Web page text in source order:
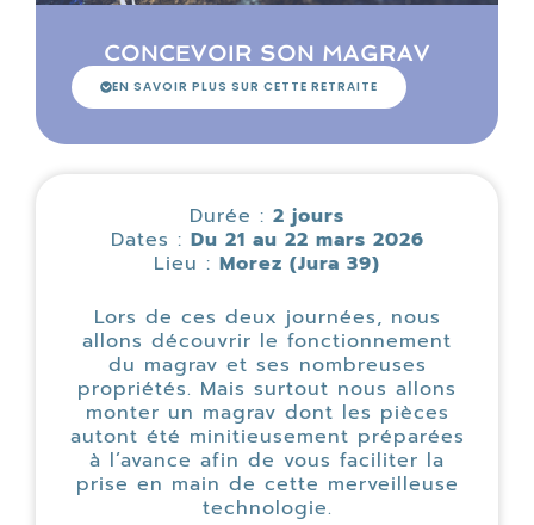
CONCEVOIR SON MAGRAV
EN SAVOIR PLUS SUR CETTE RETRAITE
Durée : 2 jours
Dates : Du 21 au 22 mars 2026
Lieu : Morez (Jura 39)
Lors de ces deux journées, nous
allons découvrir le fonctionnement
du magrav et ses nombreuses
propriétés. Mais surtout nous allons
monter un magrav dont les pièces
autont été minitieusement préparées
à l’avance afin de vous faciliter la
prise en main de cette merveilleuse
technologie.